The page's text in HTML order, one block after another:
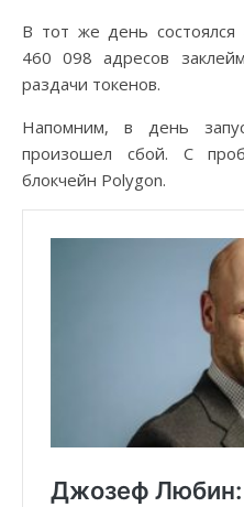
В тот же день
460 098 адресов
раздачи токенов.
Напомним, в день
произошел сбой. С
блокчейн Polygon.